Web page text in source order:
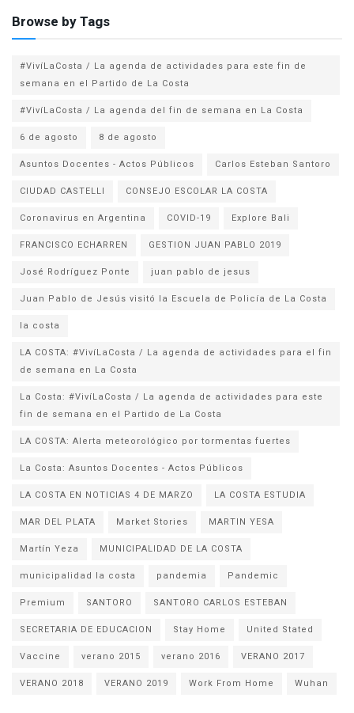
Browse by Tags
#VivíLaCosta / La agenda de actividades para este fin de
semana en el Partido de La Costa
#VivíLaCosta / La agenda del fin de semana en La Costa
6 de agosto
8 de agosto
Asuntos Docentes - Actos Públicos
Carlos Esteban Santoro
CIUDAD CASTELLI
CONSEJO ESCOLAR LA COSTA
Coronavirus en Argentina
COVID-19
Explore Bali
FRANCISCO ECHARREN
GESTION JUAN PABLO 2019
José Rodríguez Ponte
juan pablo de jesus
la costa
LA COSTA: #VivíLaCosta / La agenda de actividades para el fin
de semana en La Costa
La Costa: #VivíLaCosta / La agenda de actividades para este
fin de semana en el Partido de La Costa
LA COSTA: Alerta meteorológico por tormentas fuertes
La Costa: Asuntos Docentes - Actos Públicos
LA COSTA EN NOTICIAS 4 DE MARZO
LA COSTA ESTUDIA
MAR DEL PLATA
Market Stories
MARTIN YESA
Martín Yeza
MUNICIPALIDAD DE LA COSTA
municipalidad la costa
pandemia
Pandemic
Premium
SANTORO
SANTORO CARLOS ESTEBAN
SECRETARIA DE EDUCACION
Stay Home
United Stated
Vaccine
verano 2015 verano 2016
VERANO 2017
VERANO 2018
VERANO 2019 Work From Home Wuhan